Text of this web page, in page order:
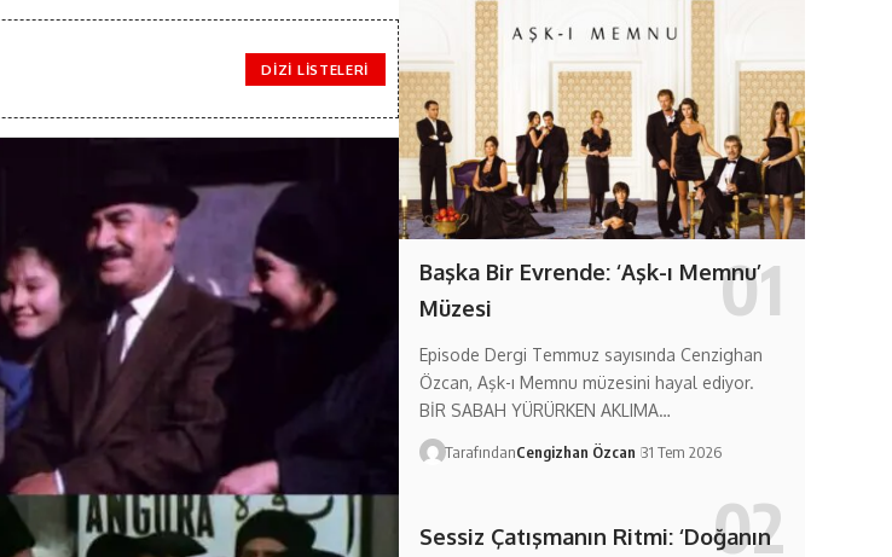
DIZI LISTELERI
Başka Bir Evrende: ‘Aşk-ı Memnu’
Müzesi
Episode Dergi Temmuz sayısında Cenzighan
Özcan, Aşk-ı Memnu müzesini hayal ediyor.
BİR SABAH YÜRÜRKEN AKLIMA…
TarafındanCengizhan Özcan 31 Tem 2026
Sessiz Çatışmanın Ritmi: ‘Doğanın